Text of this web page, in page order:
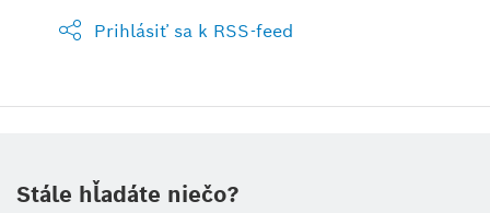
Prihlásiť sa k RSS-feed
Stále hľadáte niečo?